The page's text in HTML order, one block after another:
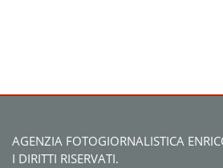
AGENZIA FOTOGIORNALISTICA
I DIRITTI RISERVATI.